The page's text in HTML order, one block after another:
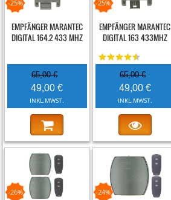
-25%
EMPFÄNGER MARANTEC
DIGITAL 164.2 433 MHZ
65,00 €
49,00 €
INKL.MWST.
-25%
EMPFÄNGER MARANTEC
DIGITAL 163 433MHZ
65,00 €
49,00 €
INKL.MWST.
-26% -24%